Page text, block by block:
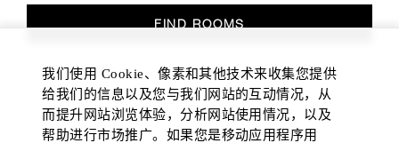
FIND ROOMS
我们使用 Cookie、像素和其他技术来收集您提供
给我们的信息以及您与我们网站的互动情况，从
而提升网站浏览体验，分析网站使用情况，以及
帮助进行市场推广。如果您是移动应用程序用